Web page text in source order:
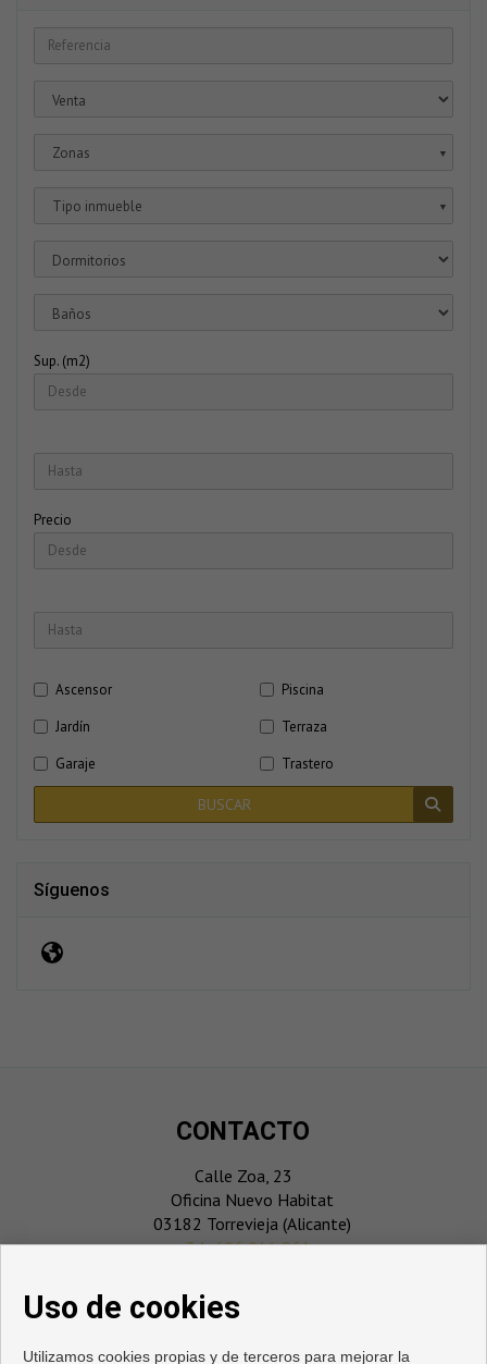
Zonas ▼
Tipo inmueble ▼
Sup. (m2)
Precio
Ascensor
Piscina
Jardín
Terraza
Garaje
Trastero
BUSCAR
Síguenos
CONTACTO
Calle Zoa, 23
Oficina Nuevo Habitat
03182 Torrevieja (Alicante)
‎+34 696 911 061
Uso de cookies
Utilizamos cookies propias y de terceros para mejorar la